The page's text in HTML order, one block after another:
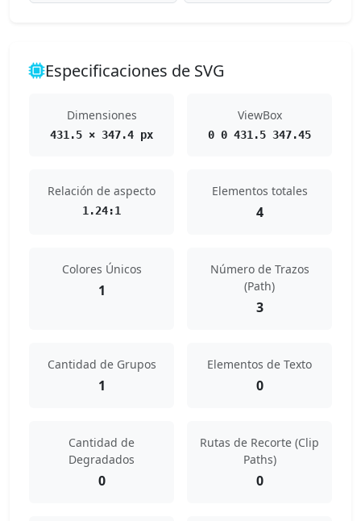
Especificaciones de SVG
Dimensiones
431.5 × 347.4 px
ViewBox
0 0 431.5 347.45
Relación de aspecto
1.24:1
Elementos totales
4
Colores Únicos
1
Número de Trazos
(Path)
3
Cantidad de Grupos
1
Elementos de Texto
0
Cantidad de
Degradados
0
Rutas de Recorte (Clip
Paths)
0